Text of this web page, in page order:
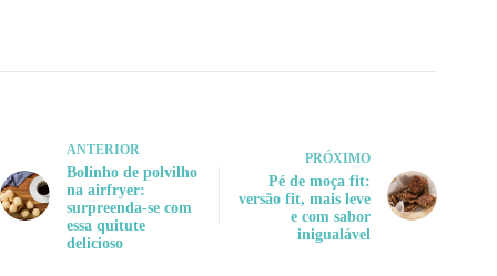
ANTERIOR
Bolinho de polvilho
na airfryer:
surpreenda-se com
essa quitute
delicioso
PRÓXIMO
Pé de moça fit:
versão fit, mais leve
e com sabor
inigualável